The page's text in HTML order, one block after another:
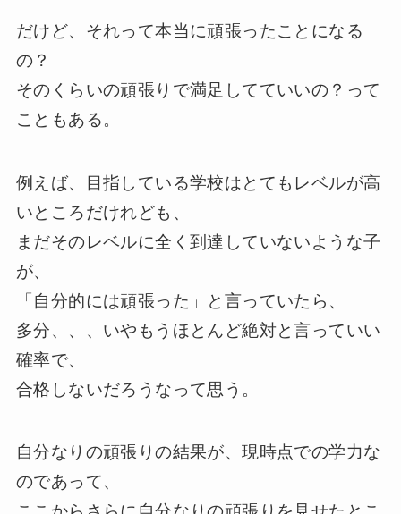
だけど、それって本当に頑張ったことになる
の？
そのくらいの頑張りで満足してていいの？って
こともある。
例えば、目指している学校はとてもレベルが高
いところだけれども、
まだそのレベルに全く到達していないような子
が、
「自分的には頑張った」と言っていたら、
多分、、、いやもうほとんど絶対と言っていい
確率で、
合格しないだろうなって思う。
自分なりの頑張りの結果が、現時点での学力な
のであって、